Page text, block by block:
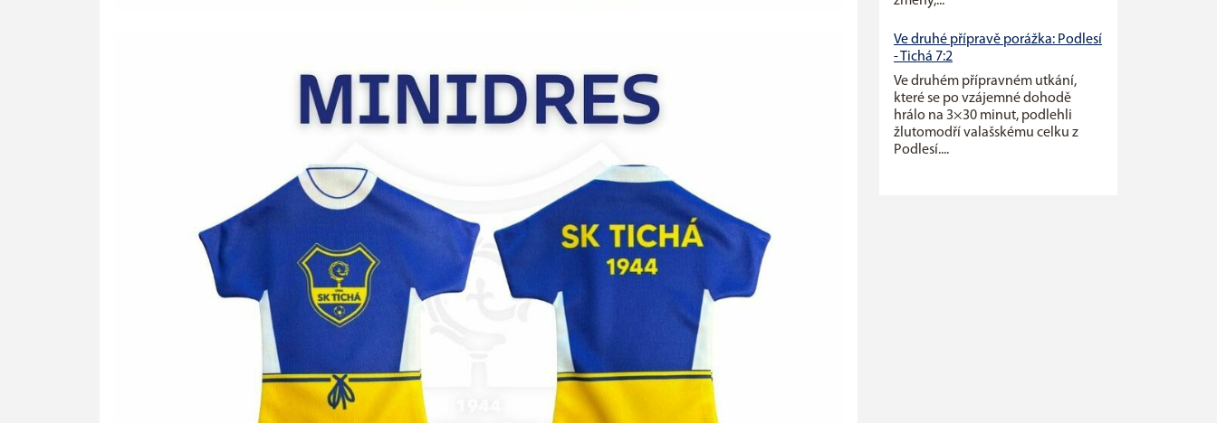
Ve druhé přípravě porážka: Podlesí
- Tichá 7:2
Ve druhém přípravném utkání,
které se po vzájemné dohodě
hrálo na 3×30 minut, podlehli
žlutomodří valašskému celku z
Podlesí....